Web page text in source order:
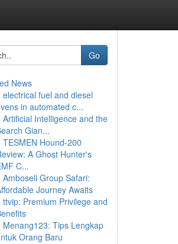
Go
News
electrical fuel and diesel
in automated c...
Artificial Intelligence and the
Gian...
TESMEN Hound-200
A Ghost Hunter's
C...
Amboseli Group Safari:
Journey Awaits
ttvip: Premium Privilege and
Menang123: Tips Lengkap
Orang Baru